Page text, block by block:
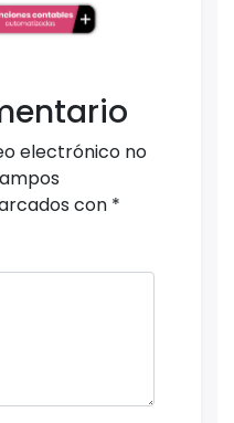
electrónico no
con *